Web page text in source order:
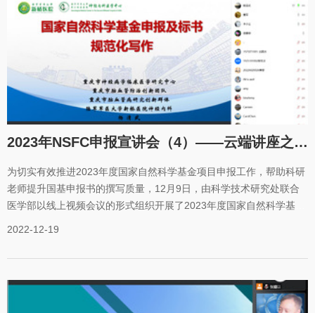
节的写法，分享了独具个人特色的写作技巧，生动地回答了“如何写好
基金本子”这一问题。图1中山大学池振国教授作专题报告卢小泉教授
作了《国家自然科学基金项目申请书撰写要点》专题报告，站在评审
专家的角度，从项目基本信息、立项依据、研究方案和研究基础等要
点一一剖析了评审中存在的常见问题，并逐一给予了撰写方法方面的
建议及相关注意事项。他认为，立项依据、可行性分析和工作基础这
三方面是说服评委的三次重要机会，要做到项目科学先进、技术路线
大学卢小泉教授
2023年NSFC申报宣讲会（4）——云端讲座之医学部专场
为切实有效推进2023年度国家自然科学基金项目申报工作，帮助科研
老师提升国基申报书的撰写质量，12月9日，由科学技术研究处联合
医学部以线上视频会议的形式组织开展了2023年度国家自然科学基金
和陆军军医大学杜晓煌中校作基金申报工作的经验分享。科技处副处
人、各单位科管人员超300人参会。会上，李雪介绍了组织本次云端
讲座的目的，她表示医学部作为我校最大的国家自然科学基金申报主
2022-12-19